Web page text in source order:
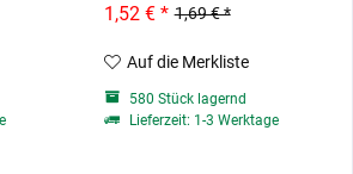
1,69 € *
1,52 € *
Auf die Merkliste
580 Stück lagernd
Lieferzeit: 1-3 Werktage